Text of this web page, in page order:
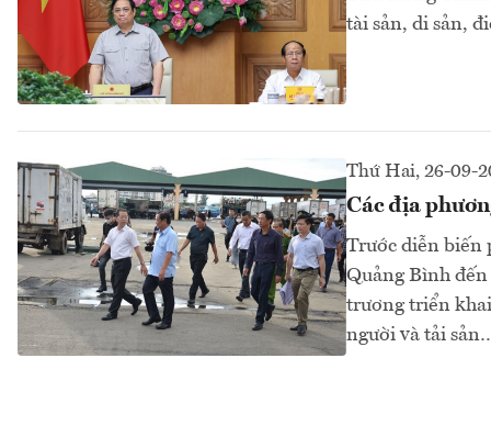
tài sản, di sản,
Thứ Hai, 26-09-
Các địa
Trước diễn biến
Quảng Bình
trương triển
người và tải